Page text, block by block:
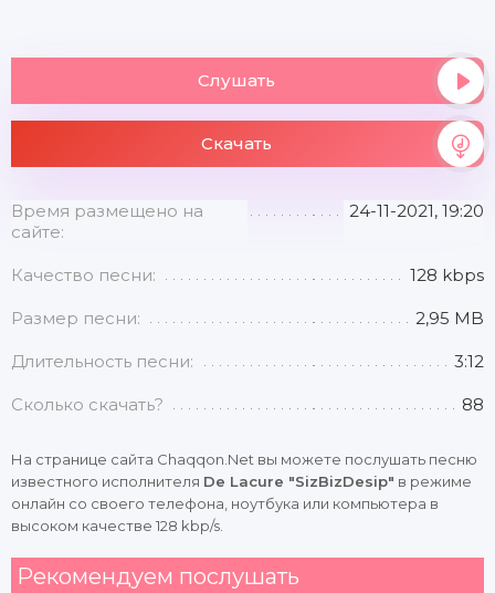
Слушать
Скачать
Время размещено на
сайте:
24-11-2021, 19:20
Качество песни: 128 kbps
Размер песни: 2,95 MB
Длительность песни: 3:12
Сколько скачать? 88
На странице сайта Chaqqon.Net вы можете послушать песню
известного исполнителя De Lacure "SizBizDesip" в режиме
онлайн со своего телефона, ноутбука или компьютера в
высоком качестве 128 kbp/s.
Рекомендуем послушать